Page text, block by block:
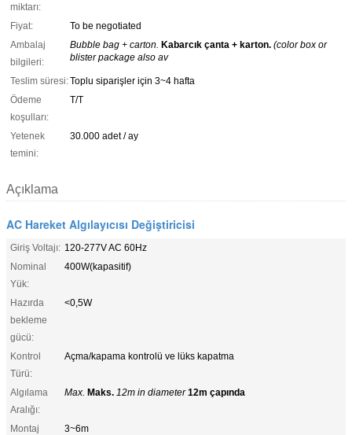
miktarı:
Fiyat:
To be negotiated
Ambalaj
bilgileri:
Bubble bag + carton. Kabarcık çanta + karton. (color box or
blister package also av
Teslim süresi:Toplu siparişler için 3~4 hafta
Ödeme
koşulları:
T/T
Yetenek
temini:
30.000 adet / ay
Açıklama
AC Hareket Algılayıcısı Değiştiricisi
Giriş Voltajı: 120-277V AC 60Hz
Nominal
Yük:
400W(kapasitif)
Hazırda
bekleme
gücü:
<0,5W
Kontrol
Türü:
Açma/kapama kontrolü ve lüks kapatma
Algılama
Aralığı:
Max. Maks. 12m in diameter 12m çapında
Montaj
3~6m